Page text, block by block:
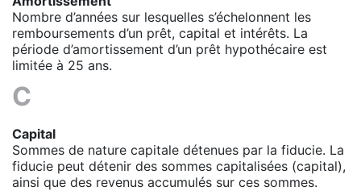
Nombre d’années sur lesquelles s’échelonnent les
remboursements d’un prêt, capital et intérêts. La
période d’amortissement d’un prêt hypothécaire est
limitée à 25 ans.
C
Capital
Sommes de nature capitale détenues par la fiducie. La
fiducie peut détenir des sommes capitalisées (capital),
ainsi que des revenus accumulés sur ces sommes.